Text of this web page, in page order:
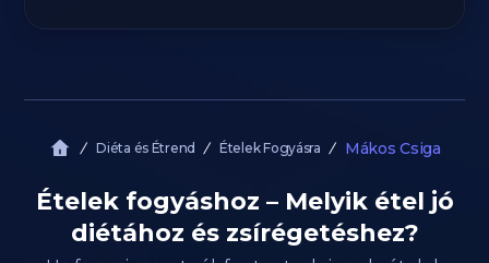
Diéta és Étrend Ételek Fogyásra Mákos Csiga
Ételek fogyáshoz – Melyik étel jó
diétához és zsírégetéshez?